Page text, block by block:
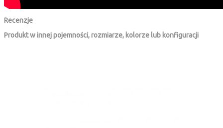
Recenzje
Produkt w innej pojemności, rozmiarze, kolorze lub konfiguracji